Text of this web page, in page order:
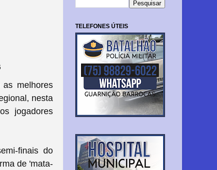
melhores
nesta
jogadores
finais do
de 'mata-
TELEFONES ÚTEIS